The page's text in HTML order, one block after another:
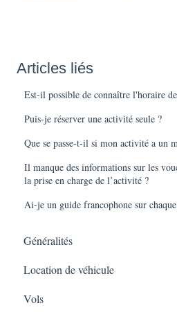
Articles liés
Est-il possible de connaître l'horaire
Puis-je réserver une activité seule ?
Que se passe-t-il si mon activité a un
Il manque des informations sur les
la prise en charge de l’activité ?
Ai-je un guide francophone sur
Généralités
CGV'S
Utilisation Plateforme
Location de véhicule
Conducteur / Formalités de
Vols